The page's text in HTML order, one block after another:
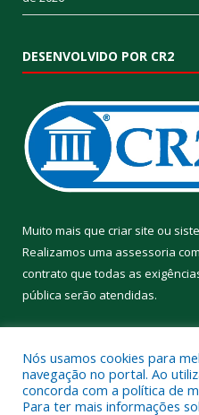
DESENVOLVIDO POR CR2
Muito mais que criar site ou
Realizamos uma assessoria
contrato que todas as
pública serão atendidas.
Nós usamos cookies para
navegação no portal. Ao
concorda com a política de
Para ter mais informações